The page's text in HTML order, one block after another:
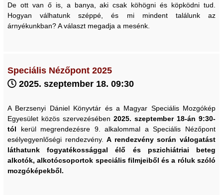
De ott van ő is, a banya, aki csak köhögni és köpködni tud.
Hogyan válhatunk széppé, és mi mindent találunk az
árnyékunkban? A választ megadja a mesénk.
Speciális Nézőpont 2025
2025. szeptember 18. 09:30
A Berzsenyi Dániel Könyvtár és a Magyar Speciális Mozgókép
Egyesület közös szervezésében 2025. szeptember 18-án 9:30-
tól kerül megrendezésre 9. alkalommal a Speciális Nézőpont
esélyegyenlőségi rendezvény.A rendezvény során válogatást
láthatunk fogyatékossággal élő és pszichiátriai beteg
alkotók, alkotócsoportok speciális filmjeiből és a róluk szóló
mozgóképekből.